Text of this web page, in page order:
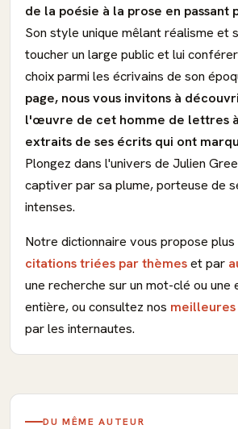
de la poésie à la prose en passant
Son style unique mêlant réalisme et
toucher un large public et lui
choix parmi les écrivains de son
page, nous vous invitons à
l'œuvre de cet homme de lettres
extraits de ses écrits qui ont
Plongez dans l'univers de Julien
captiver par sa plume, porteuse de
intenses.
Notre dictionnaire vous propose plus
citations triées par thèmeset par
une recherche sur un mot-clé ou une
entière, ou consultez nos
par les internautes.
DU MÊME AUTEUR